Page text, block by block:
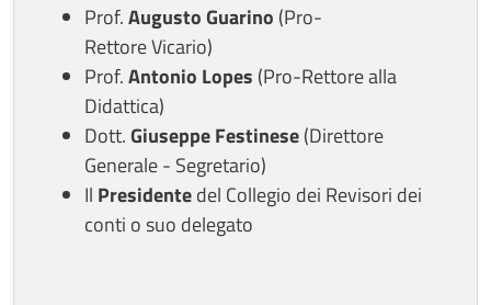
Prof.Augusto Guarino (Pro-
Rettore Vicario)
Prof.Antonio Lopes (Pro-Rettore alla
Didattica)
Dott.Giuseppe Festinese(Direttore
Generale - Segretario)
Il Presidentedel Collegio dei Revisori dei
conti o suo delegato